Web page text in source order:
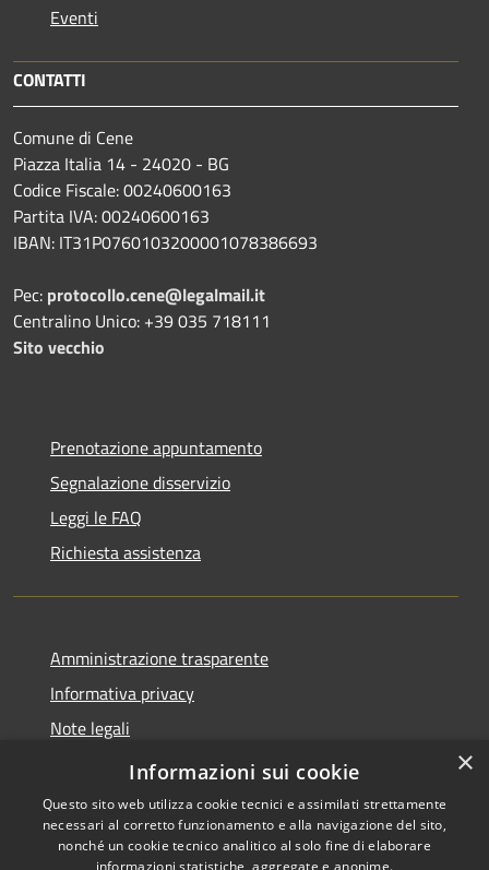
Eventi
CONTATTI
Comune di Cene
Piazza Italia 14 - 24020 - BG
Codice Fiscale: 00240600163
Partita IVA: 00240600163
IBAN: IT31P0760103200001078386693
Pec: protocollo.cene@legalmail.it
Centralino Unico: +39 035 718111
Sito vecchio
Prenotazione appuntamento
Segnalazione disservizio
Leggi le FAQ
Richiesta assistenza
Amministrazione trasparente
Informativa privacy
Note legali
Dichiarazione di accessibilità
×
Informazioni sui cookie
Questo sito web utilizza cookie tecnici e assimilati strettamente
necessari al corretto funzionamento e alla navigazione del sito,
nonché un cookie tecnico analitico al solo fine di elaborare
informazioni statistiche, aggregate e anonime.